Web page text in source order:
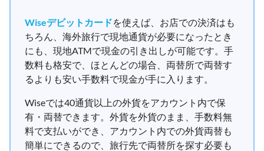
Wiseデビットカードを使えば、お店での決済はも
ちろん、海外旅行で現地通貨が必要になったとき
にも、現地ATMで現金の引き出しが可能です。手
数料も格安で、ほとんどの場合、両替所で両替す
るよりも安い手数料で現金が手に入ります。
Wiseでは40通貨以上の外貨をアカウント内で保
有・両替できます。外貨を外貨のまま、手数料無
料で支払いができ、アカウント内での外貨両替も
簡単にできるので、旅行先で両替所を探す必要も